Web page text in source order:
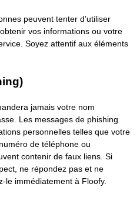
peuvent tenter d’utiliser
vos informations ou votre
Soyez attentif aux éléments
jamais votre nom
Les messages de phishing
personnelles telles que votre
de téléphone ou
contenir de faux liens. Si
ne répondez pas et ne
le immédiatement à Floofy.